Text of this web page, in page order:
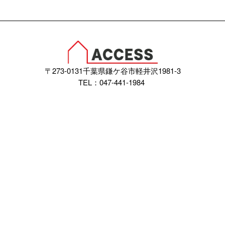
〒273-0131千葉県鎌ケ谷市軽井沢1981-3
TEL：047-441-1984